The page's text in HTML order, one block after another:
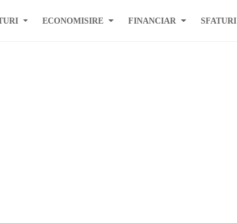
ECONOMISIRE FINANCIAR SFATURI